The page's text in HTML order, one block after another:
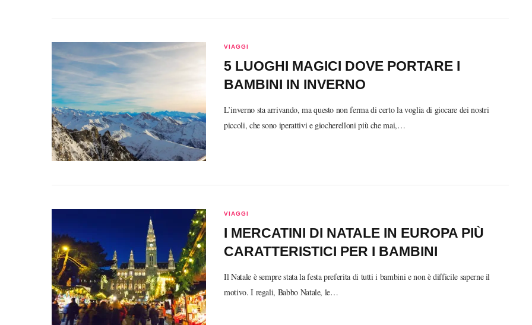
VIAGGI
5 LUOGHI MAGICI DOVE PORTARE I
BAMBINI IN INVERNO
L’inverno sta arrivando, ma questo non ferma di certo la voglia di giocare dei nostri
piccoli, che sono iperattivi e giocherelloni più che mai,…
VIAGGI
I MERCATINI DI NATALE IN EUROPA PIÙ
CARATTERISTICI PER I BAMBINI
Il Natale è sempre stata la festa preferita di tutti i bambini e non è difficile saperne il
motivo. I regali, Babbo Natale, le…